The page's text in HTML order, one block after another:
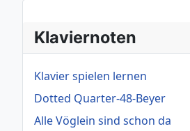
Klaviernoten
Klavier spielen lernen
Dotted Quarter-48-Beyer
Alle Vöglein sind schon da